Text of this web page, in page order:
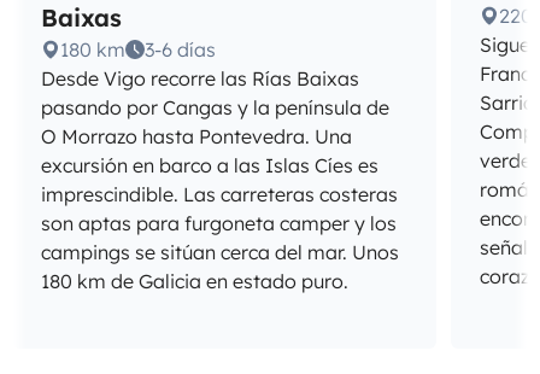
Baixas
180 km
3-6 días
Desde Vigo recorre las Rías Baixas
pasando por Cangas y la península de
O Morrazo hasta Pontevedra. Una
excursión en barco a las Islas Cíes es
imprescindible. Las carreteras costeras
son aptas para furgoneta camper y los
campings se sitúan cerca del mar. Unos
180 km de Galicia en estado puro.
220
Sigue